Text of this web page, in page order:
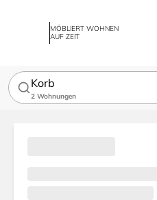
MÖBLIERT WOHNEN
AUF ZEIT
Korb
2 Wohnungen